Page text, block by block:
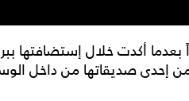
بعدما أكدت خلال إستضافتها
من إحدى صديقاتها من داخل